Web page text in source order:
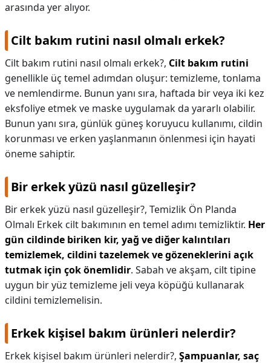
arasında yer alıyor.
Cilt bakım rutini nasıl olmalı erkek?
Cilt bakım rutini nasıl olmalı erkek?, Cilt bakım rutini
genellikle üç temel adımdan oluşur: temizleme, tonlama
ve nemlendirme. Bunun yanı sıra, haftada bir veya iki kez
eksfoliye etmek ve maske uygulamak da yararlı olabilir.
Bunun yanı sıra, günlük güneş koruyucu kullanımı, cildin
korunması ve erken yaşlanmanın önlenmesi için hayati
öneme sahiptir.
Bir erkek yüzü nasıl güzelleşir?
Bir erkek yüzü nasıl güzelleşir?, Temizlik Ön Planda
Olmalı Erkek cilt bakımının en temel adımı temizliktir. Her
gün cildinde biriken kir, yağ ve diğer kalıntıları
temizlemek, cildini tazelemek ve gözeneklerini açık
tutmak için çok önemlidir. Sabah ve akşam, cilt tipine
uygun bir yüz temizleme jeli veya köpüğü kullanarak
cildini temizlemelisin.
Erkek kişisel bakım ürünleri nelerdir?
Erkek kişisel bakım ürünleri nelerdir?, Şampuanlar, saç